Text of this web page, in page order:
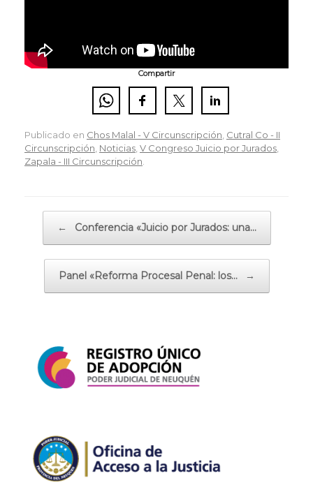
Compartir
Publicado en Chos Malal - V Circunscripción Cutral Co - II
Circunscripción Noticias V Congreso Juicio por Jurados
Zapala - III Circunscripción
← Conferencia «Juicio por Jurados: una…
Panel «Reforma Procesal Penal: los… →